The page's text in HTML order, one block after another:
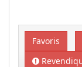
Favoris